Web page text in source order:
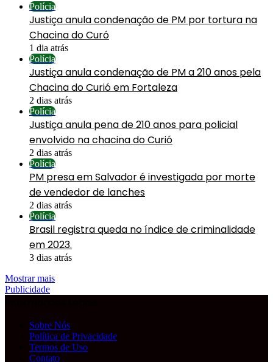
Polícia
Justiça anula condenação de PM por tortura na
Chacina do Curó
1 dia atrás
Polícia
Justiça anula condenação de PM a 210 anos pela
Chacina do Curió em Fortaleza
2 dias atrás
Polícia
Justiça anula pena de 210 anos para policial
envolvido na chacina do Curió
2 dias atrás
Polícia
PM presa em Salvador é investigada por morte
de vendedor de lanches
2 dias atrás
Polícia
Brasil registra queda no índice de criminalidade
em 2023.
3 dias atrás
Mostrar mais
Publicidade
Sobre Nós
Política de Privacidade
Termos de Uso
Contato